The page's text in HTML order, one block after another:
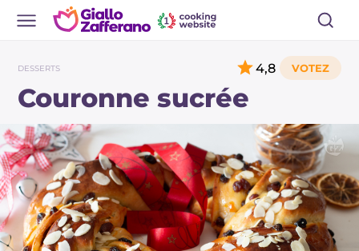
DESSERTS
Couronne sucrée
4,8